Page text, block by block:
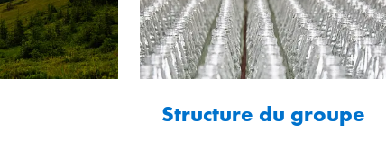
Structure du groupe